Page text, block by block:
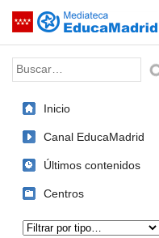
Saltar navegación
Palabra o frase:
Inicio
Canal EducaMadrid
Últimos contenidos
Centros